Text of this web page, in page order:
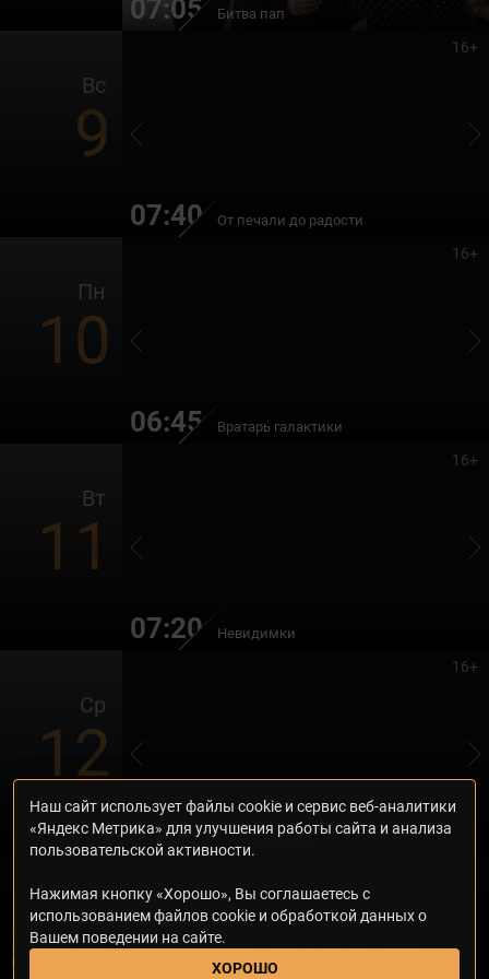
07:05 Битва пап
Вс
9
16+
07:40 От печали до радости
Пн
10
16+
06:45 Вратарь галактики
Вт
11
16+
07:20 Невидимки
Ср
12
16+
06:35 Ёлки лохматые
© 2000—2026. Редакция телеканала «Дом кино Премиум». Все права на
любые материалы, опубликованные на сайте, защищены. Любое
использование материалов возможно только с согласия Редакции
Наш сайт использует файлы cookie и сервис веб-аналитики
«Яндекс Метрика» для улучшения работы сайта и анализа
пользовательской активности.
Нажимая кнопку «Хорошо», Вы соглашаетесь с
использованием файлов cookie и обработкой данных о
Вашем поведении на сайте.
ХОРОШО